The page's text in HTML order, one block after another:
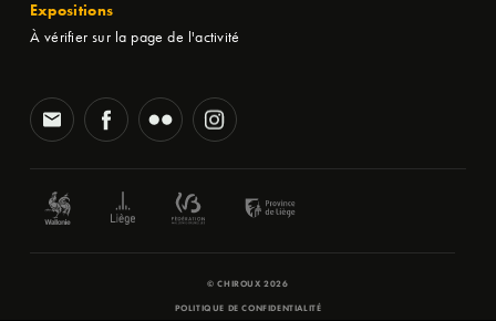
Expositions
À vérifier sur la page de l'activité
© CHIROUX 2026
POLITIQUE DE CONFIDENTIALITÉ